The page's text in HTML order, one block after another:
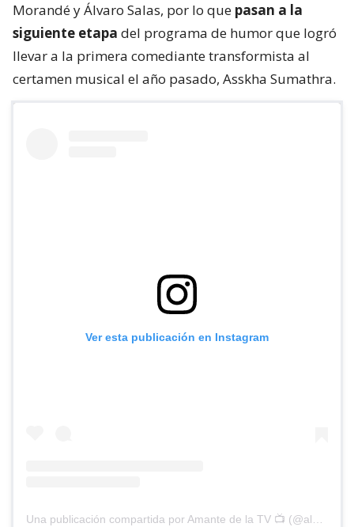
Morandé y Álvaro Salas, por lo que pasan a la
siguiente etapa del programa de humor que logró
llevar a la primera comediante transformista al
certamen musical el año pasado, Asskha Sumathra.
Ver esta publicación en Instagram
Una publicación compartida por Amante de la TV 📺 (@alguien_te_observa)